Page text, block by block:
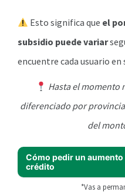
Esto significa que el
subsidio puede variar
encuentre cada usuario en
Hasta el momento
diferenciado por
del
Cómo pedir un
crédito
*Vas a